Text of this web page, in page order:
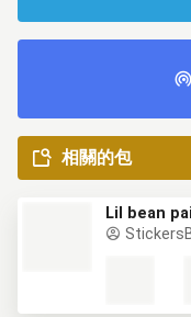
相關的包
Lil bean